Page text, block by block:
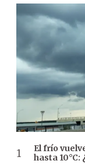
El frío
hasta